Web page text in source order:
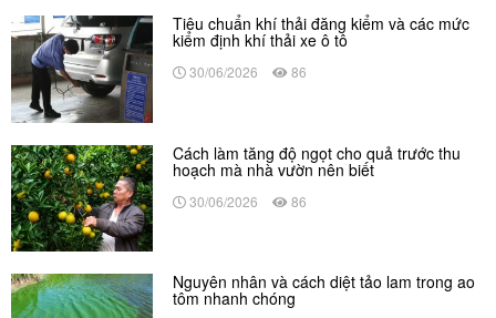
Tiêu chuẩn khí thải đăng kiểm và các mức
kiểm định khí thải xe ô tô
30/06/2026 86
Cách làm tăng độ ngọt cho quả trước thu
hoạch mà nhà vườn nên biết
30/06/2026 86
Nguyên nhân và cách diệt tảo lam trong ao
tôm nhanh chóng